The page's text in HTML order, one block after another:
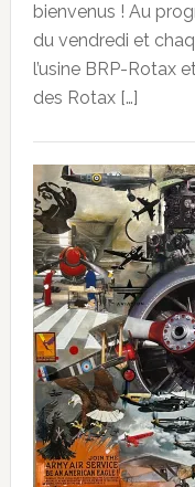
bienvenus ! Au
du vendredi et
l’usine BRP-Rotax
des Rotax […]